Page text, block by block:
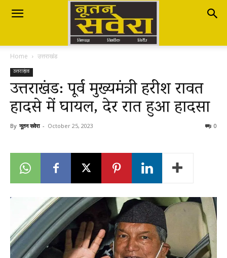
Nutan
Savera
नूतन
Breaking
Home उत्तराखंड
उत्तराखंड
उत्तराखंड: पूर्व मुख्यमंत्री हरीश रावत
हादसे में घायल, देर रात हुआ हादसा
By नूतन सवेरा - October 25, 2023 0